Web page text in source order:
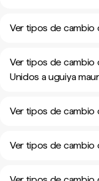
Ver tipos de cambio
Ver tipos de cambio
Unidos a uguiya
Ver tipos de cambio
Ver tipos de cambio